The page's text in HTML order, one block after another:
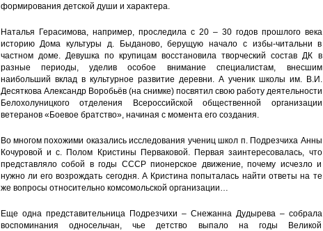
формирования детской души и характера.
Наталья Герасимова, например, проследила с 20 – 30 годов прошлого века
историю Дома культуры д. Быданово, берущую начало с избы-читальни в
частном доме. Девушка по крупицам восстановила творческий состав ДК в
разные периоды, уделив особое внимание специалистам, внесшим
наибольший вклад в культурное развитие деревни. А ученик школы им. В.И.
Десяткова Александр Воробьёв (на снимке) посвятил свою работу деятельности
Белохолуницкого отделения Всероссийской общественной организации
ветеранов «Боевое братство», начиная с момента его создания.
Во многом похожими оказались исследования учениц школ п. Подрезчиха Анны
Кочуровой и с. Полом Кристины Перваковой. Первая заинтересовалась, что
представляло собой в годы СССР пионерское движение, почему исчезло и
нужно ли его возрождать сегодня. А Кристина попыталась найти ответы на те
же вопросы относительно комсомольской организации…
Еще одна представительница Подрезчихи – Снежанна Дудырева – собрала
воспоминания односельчан, чье детство выпало на годы Великой